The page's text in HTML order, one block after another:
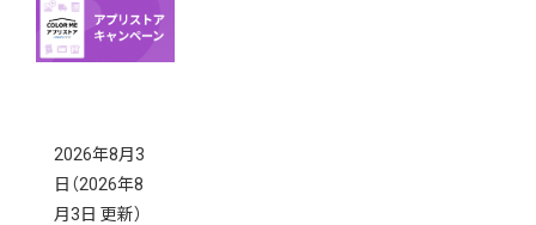
2026年8月3
日 （2026年8
月3日 更新）